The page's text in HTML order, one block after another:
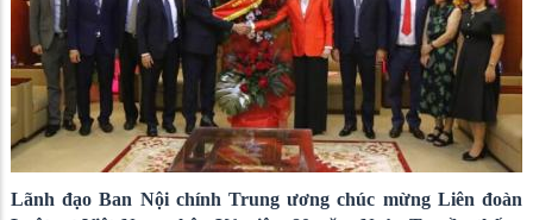
Lãnh đạo Ban Nội chính Trung ương chúc mừng Liên đoàn